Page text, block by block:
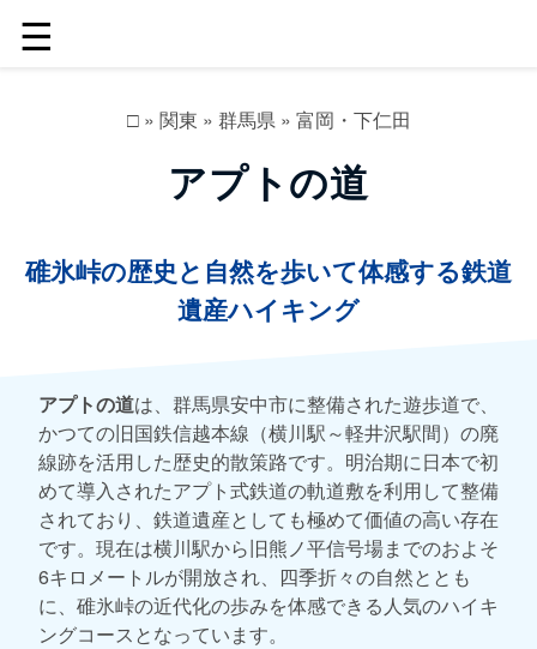
☰
□» 関東 » 群馬県» 富岡・下仁田
アプトの道
碓氷峠の歴史と自然を歩いて体感する鉄道
遺産ハイキング
アプトの道は、群馬県安中市に整備された遊歩道で、
かつての旧国鉄信越本線（横川駅～軽井沢駅間）の廃
線跡を活用した歴史的散策路です。明治期に日本で初
めて導入されたアプト式鉄道の軌道敷を利用して整備
されており、鉄道遺産としても極めて価値の高い存在
です。現在は横川駅から旧熊ノ平信号場までのおよそ
6キロメートルが開放され、四季折々の自然ととも
に、碓氷峠の近代化の歩みを体感できる人気のハイキ
ングコースとなっています。